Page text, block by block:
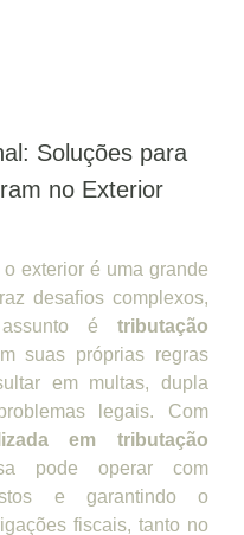
Soluções para
no Exterior
exterior é uma grande
desafios complexos,
assunto é tributação
suas próprias regras
em multas, dupla
legais. Com
em tributação
pode operar com
e garantindo o
fiscais, tanto no